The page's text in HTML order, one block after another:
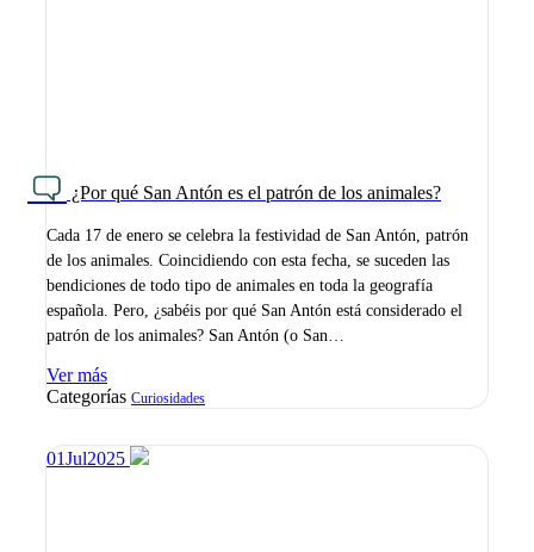
¿Por qué San Antón es el patrón de los animales?
Cada 17 de enero se celebra la festividad de San Antón, patrón
de los animales. Coincidiendo con esta fecha, se suceden las
bendiciones de todo tipo de animales en toda la geografía
española. Pero, ¿sabéis por qué San Antón está considerado el
patrón de los animales? San Antón (o San…
Ver más
Categorías Curiosidades
01Jul2025